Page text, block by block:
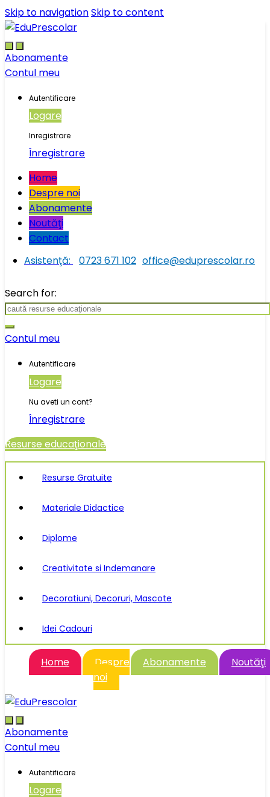
Skip to navigationSkip to content
Abonamente
Contul meu
Autentificare
Logare
Inregistrare
Înregistrare
Home
Despre noi
Abonamente
Noutăţi
Contact
Asistenţă:
0723 671 102 office@eduprescolar.ro
Search for:
Contul meu
Autentificare
Logare
Nu aveti un cont?
Înregistrare
Resurse educaţionale
Resurse Gratuite
Materiale Didactice
Diplome
Creativitate si Indemanare
Decoratiuni, Decoruri, Mascote
Idei Cadouri
Home
Despre
noi
Abonamente Noutăţi
Abonamente
Contul meu
Autentificare
Logare